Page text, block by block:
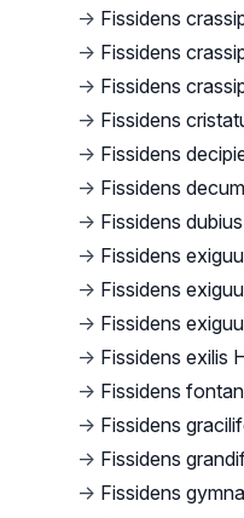
→ Fissidens
→ Fissidens
→ Fissidens
→ Fissidens
→ Fissidens
→ Fissidens
→ Fissidens
→ Fissidens
→ Fissidens
→ Fissidens
→ Fissidens exilis
→ Fissidens
→ Fissidens
→ Fissidens
→ Fissidens